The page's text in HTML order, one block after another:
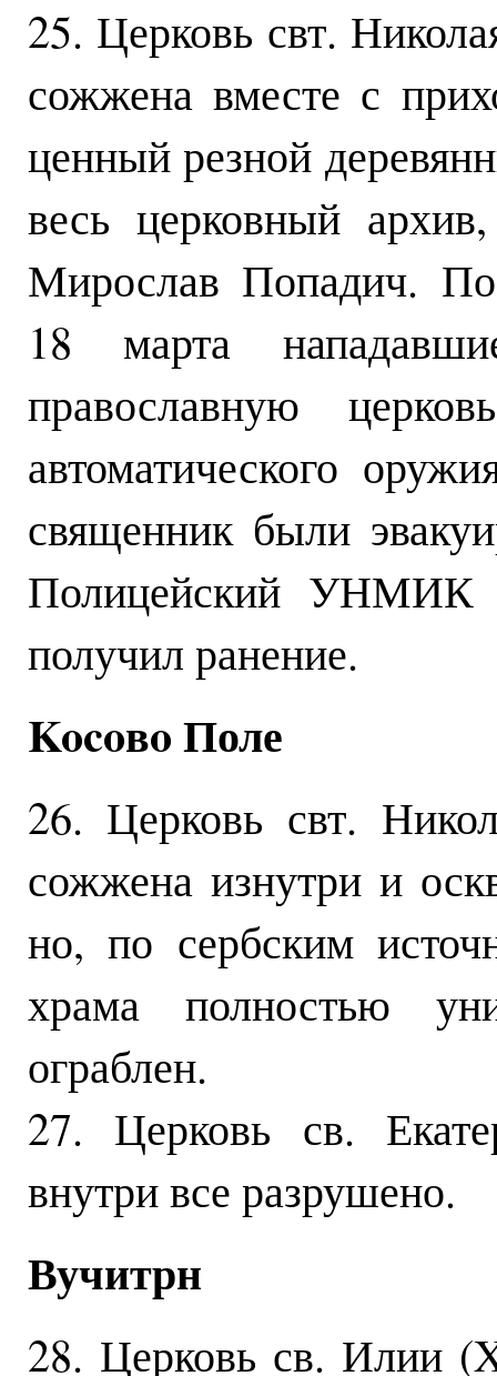
25. Церковь свт.
сожжена вместе с
ценный резной
весь церковный
Мирослав Попадич.
18 марта
православную
автоматического
священник были
Полицейский УНМИК
получил ранение.
Kocoвo Поле
26. Церковь свт.
сожжена изнутри и
но, по сербским
храма полностью
ограблен.
27. Церковь св.
внутри все разрушено.
Вучитрн
28. Церковь св. Илии